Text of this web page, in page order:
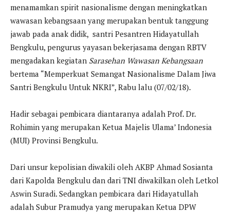
menamamkan spirit nasionalisme dengan meningkatkan
wawasan kebangsaan yang merupakan bentuk tanggung
jawab pada anak didik, santri Pesantren Hidayatullah
Bengkulu, pengurus yayasan bekerjasama dengan RBTV
mengadakan kegiatan Sarasehan Wawasan Kebangsaan
bertema “Memperkuat Semangat Nasionalisme Dalam Jiwa
Santri Bengkulu Untuk NKRI”, Rabu lalu (07/02/18).
Hadir sebagai pembicara diantaranya adalah Prof. Dr.
Rohimin yang merupakan Ketua Majelis Ulama’ Indonesia
(MUI) Provinsi Bengkulu.
Dari unsur kepolisian diwakili oleh AKBP Ahmad Sosianta
dari Kapolda Bengkulu dan dari TNI diwakilkan oleh Letkol
Aswin Suradi. Sedangkan pembicara dari Hidayatullah
adalah Subur Pramudya yang merupakan Ketua DPW